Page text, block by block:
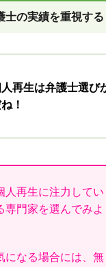
士の実績を重視する
再生は弁護士選び
！
人再生に注力してい
専門家を選んでみよ
になる場合には、無